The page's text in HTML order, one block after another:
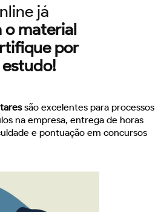
já
o material
por
são excelentes para processos
na empresa, entrega de horas
e pontuação em concursos